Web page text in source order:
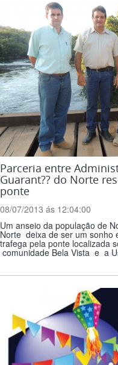
Parceria entre
Guarant?? do Norte
ponte
08/07/2013 ás 12:04:00
Um anseio da população de
Norte deixa de ser um sonho
trafega pela ponte localizada
comunidade Bela Vista e a